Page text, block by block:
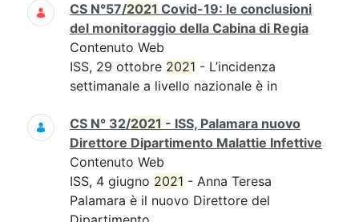
CS N°57/2021 Covid-19: le conclusioni
del monitoraggio della Cabina di Regia
Contenuto Web
ISS, 29 ottobre 2021 - L’incidenza
settimanale a livello nazionale è in
CS N° 32/2021 - ISS, Palamara nuovo
Direttore Dipartimento Malattie Infettive
Contenuto Web
ISS, 4 giugno 2021 - Anna Teresa
Palamara è il nuovo Direttore del